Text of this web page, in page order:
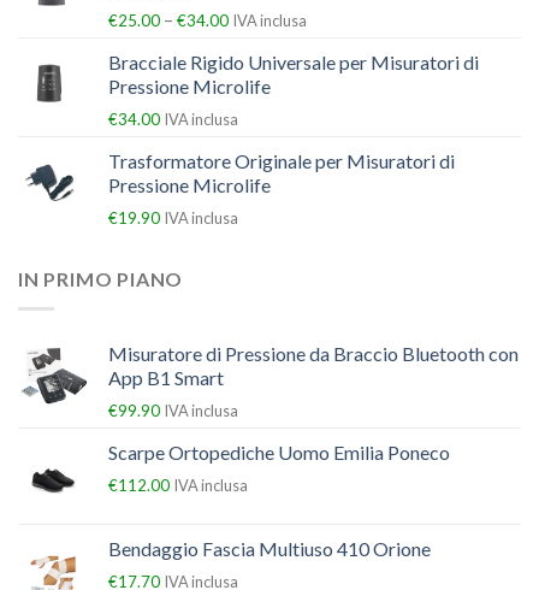
€25.00 – €34.00 IVA inclusa
Bracciale Rigido Universale per Misuratori di
Pressione Microlife
€34.00 IVA inclusa
Trasformatore Originale per Misuratori di
Pressione Microlife
€19.90 IVA inclusa
IN PRIMO PIANO
Misuratore di Pressione da Braccio Bluetooth con
App B1 Smart
€99.90 IVA inclusa
Scarpe Ortopediche Uomo Emilia Poneco
€112.00 IVA inclusa
Bendaggio Fascia Multiuso 410 Orione
€17.70 IVA inclusa